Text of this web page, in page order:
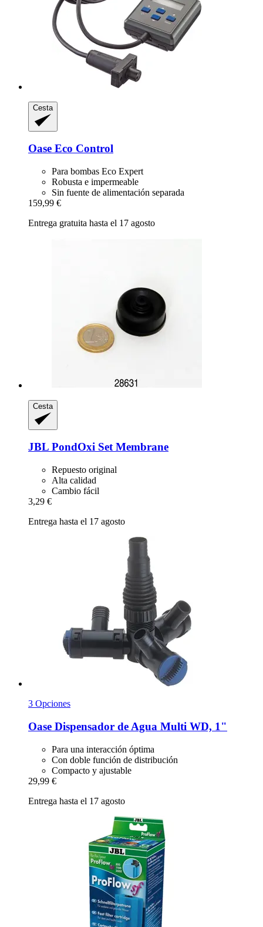
Cesta
Oase Eco Control
Para bombas Eco Expert
Robusta e impermeable
Sin fuente de alimentación separada
159,99 €
Entrega gratuita hasta el 17 agosto
Cesta
JBL PondOxi Set Membrane
Repuesto original
Alta calidad
Cambio fácil
3,29 €
Entrega hasta el 17 agosto
3 Opciones
Oase Dispensador de Agua Multi WD, 1"
Para una interacción óptima
Con doble función de distribución
Compacto y ajustable
29,99 €
Entrega hasta el 17 agosto